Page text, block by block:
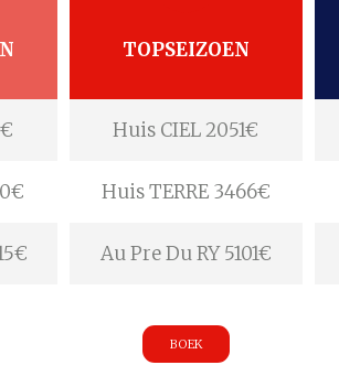
TOPSEIZOEN
Huis CIEL 2051€
Huis TERRE 3466€
Au Pre Du RY 5101€
BOEK